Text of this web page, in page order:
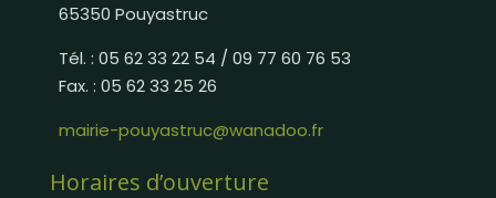
65350 Pouyastruc
Tél. : 05 62 33 22 54 / 09 77 60 76 53
Fax. : 05 62 33 25 26
mairie-pouyastruc@wanadoo.fr
Horaires d’ouverture